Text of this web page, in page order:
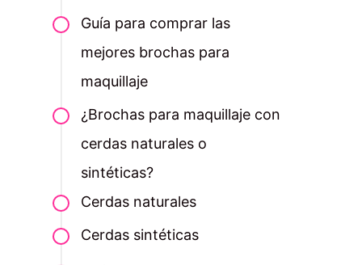
Guía para comprar las
mejores brochas para
maquillaje
¿Brochas para maquillaje con
cerdas naturales o
sintéticas?
Cerdas naturales
Cerdas sintéticas